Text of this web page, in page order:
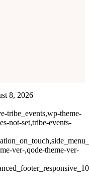
8, 2026
tribe_events,wp-theme-
not-set,tribe-events-
ver-,qode-theme-ver-